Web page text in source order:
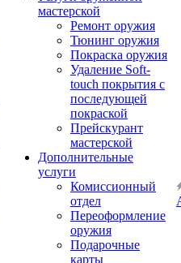
мастерской
Ремонт оружия
Тюнинг оружия
Покраска оружия
Удаление Soft-
touch покрытия с
последующей
покраской
Прейскурант
мастерской
Дополнительные
услуги
Комиссионный
отдел
Переоформление
оружия
Подарочные
карты